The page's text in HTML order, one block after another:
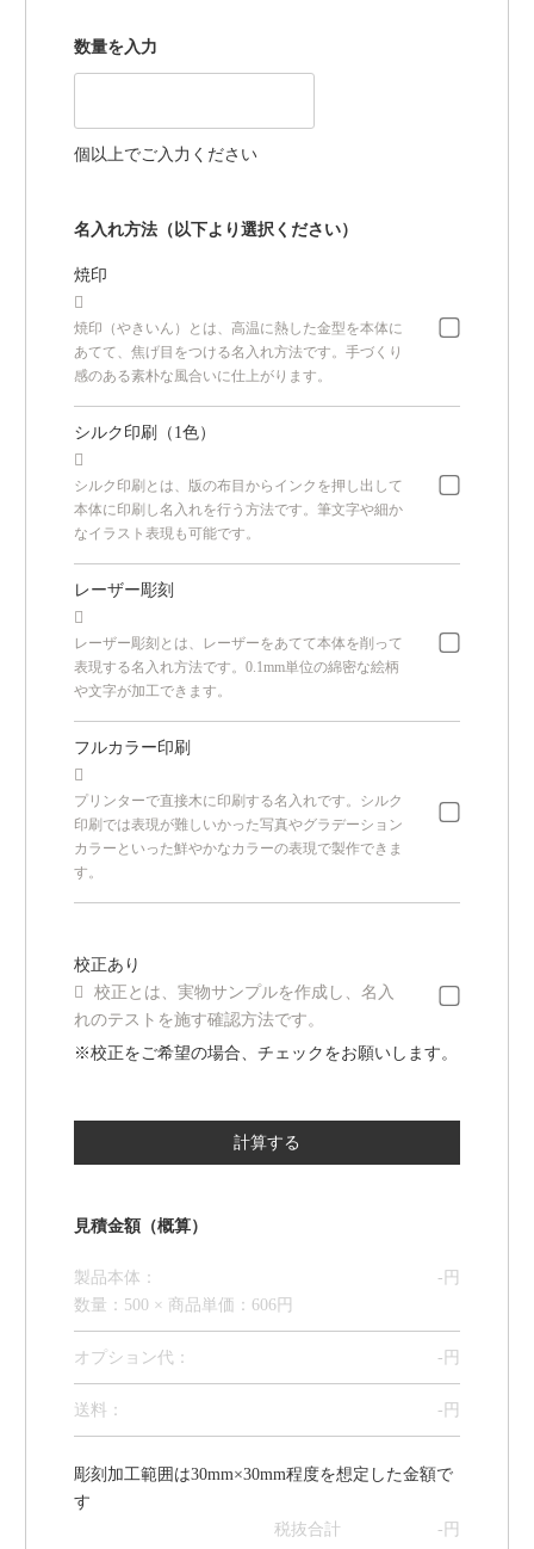
数量を入力
個以上でご入力ください
名入れ方法（以下より選択ください）
焼印

焼印（やきいん）とは、高温に熱した金型を本体に
あてて、焦げ目をつける名入れ方法です。手づくり
感のある素朴な風合いに仕上がります。
シルク印刷（1色）

シルク印刷とは、版の布目からインクを押し出して
本体に印刷し名入れを行う方法です。筆文字や細か
なイラスト表現も可能です。
レーザー彫刻

レーザー彫刻とは、レーザーをあてて本体を削って
表現する名入れ方法です。0.1mm単位の綿密な絵柄
や文字が加工できます。
フルカラー印刷

プリンターで直接木に印刷する名入れです。シルク
印刷では表現が難しいかった写真やグラデーション
カラーといった鮮やかなカラーの表現で製作できま
す。
校正あり

校正とは、実物サンプルを作成し、名入
れのテストを施す確認方法です。
※校正をご希望の場合、チェックをお願いします。
見積金額（概算）
製品本体：
数量：500 × 商品単価：606円
- 円
オプション代 ： - 円
送料： - 円
彫刻加工範囲は30mm×30mm程度を想定した金額で
す
税抜合計
- 円